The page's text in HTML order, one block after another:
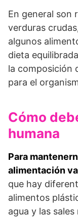
En general son
verduras
algunos
dieta
la composición
para el
Cómo
humana
Para
alimentación
que hay
alimentos
agua y las